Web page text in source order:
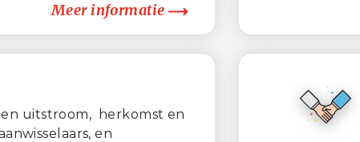
Meer informatie
uitstroom, herkomst en
en